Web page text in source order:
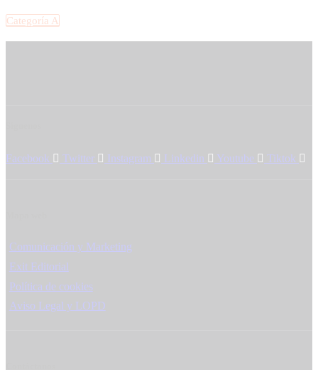
Categoría A
Facebook Twitter Instagram Linkedin Youtube Tiktok
Comunicación y Marketing
Exit Editorial
Política de cookies
Aviso Legal y LOPD